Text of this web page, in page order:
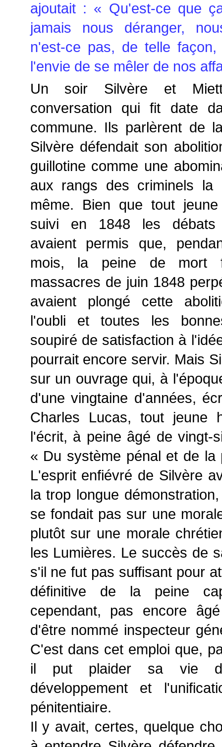
ajoutait : « Qu'est-ce que
jamais nous déranger,
n'est-ce pas, de telle
l'envie de se mêler de nos
Un soir Silvère et
conversation qui fit date
commune. Ils parlèrent de
Silvère défendait son
guillotine comme une
aux rangs des criminels la
même. Bien que tout
suivi en 1848 les débats
avaient permis que,
mois, la peine de mort
massacres de juin 1848
avaient plongé cette
l'oubli et toutes les
soupiré de satisfaction à
pourrait encore servir. Mais
sur un ouvrage qui, à
d'une vingtaine d'années,
Charles Lucas, tout jeune
l'écrit, à peine âgé de vingt-
« Du système pénal et de la
L'esprit enfiévré de Silvère
la trop longue
se fondait pas sur une
plutôt sur une morale
les Lumières. Le succès de
s'il ne fut pas suffisant pour
définitive de la peine
cependant, pas encore
d'être nommé inspecteur
C'est dans cet emploi que,
il put plaider sa vie
développement et
pénitentiaire.
Il y avait, certes, quelque